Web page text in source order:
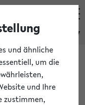
eKVV
und ähnliche
um die
und Ihre
zustimmen,